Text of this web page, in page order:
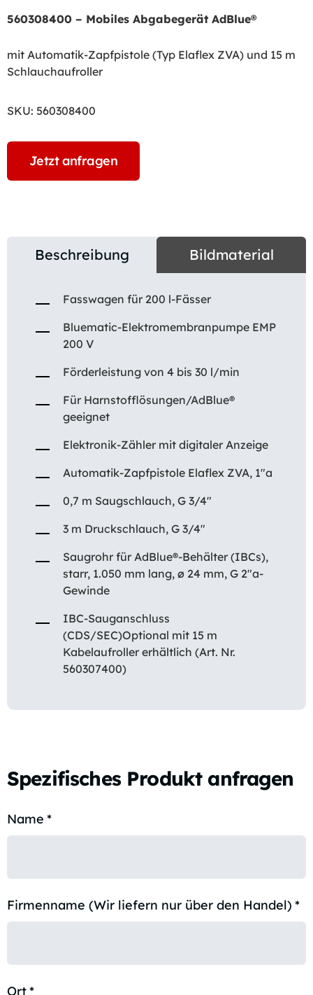
560308400 – Mobiles Abgabegerät AdBlue®
mit Automatik-Zapfpistole (Typ Elaflex ZVA) und 15 m
Schlauchaufroller
SKU: 560308400
Jetzt anfragen
Beschreibung Bildmaterial
Fasswagen für 200 l-Fässer
Bluematic-Elektromembranpumpe EMP
200 V
Förderleistung von 4 bis 30 l/min
Für Harnstofflösungen/AdBlue®
geeignet
Elektronik-Zähler mit digitaler Anzeige
Automatik-Zapfpistole Elaflex ZVA, 1″a
0,7 m Saugschlauch, G 3/4″
3 m Druckschlauch, G 3/4″
Saugrohr für AdBlue®-Behälter (IBCs),
starr, 1.050 mm lang, ø 24 mm, G 2″a-
Gewinde
IBC-Sauganschluss
(CDS/SEC)Optional mit 15 m
Kabelaufroller erhältlich (Art. Nr.
560307400)
Spezifisches Produkt anfragen
Name *
Firmenname (Wir liefern nur über den Handel) *
Ort*